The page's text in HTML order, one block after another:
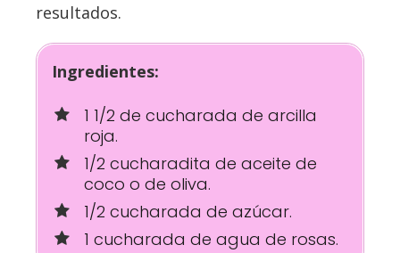
resultados.
Ingredientes:
1 1/2 de cucharada de arcilla
roja.
1/2 cucharadita de aceite de
coco o de oliva.
1/2 cucharada de azúcar.
1 cucharada de agua de rosas.